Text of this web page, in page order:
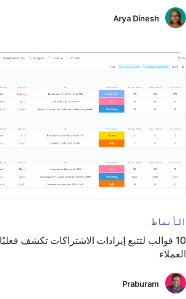
Arya Dinesh
الأنماط
10 قوالب لتتبع إيرادات الاشتراكات تكشف
العملاء
Praburam